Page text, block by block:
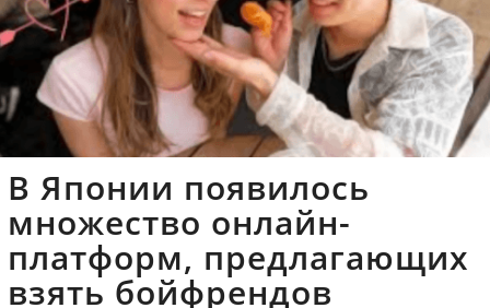
В Японии появилось
множество онлайн-
платформ, предлагающих
взять бойфрендов